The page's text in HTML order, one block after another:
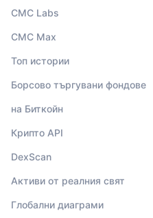
CMC Labs
CMC Max
Топ истории
Борсово търгувани фондове
на Биткойн
Крипто API
DexScan
Активи от реалния свят
Глобални диаграми